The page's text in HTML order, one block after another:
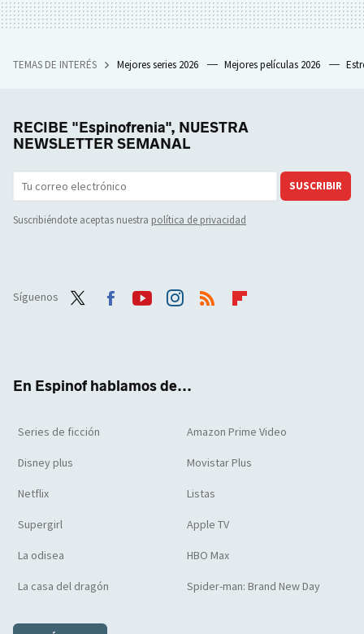
TEMAS DE INTERÉS Mejores series 2026 Mejores películas 2026
RECIBE "Espinofrenia", NUESTRA
NEWSLETTER SEMANAL
SUSCRIBIR
Suscribiéndote aceptas nuestra política de privacidad
Síguenos
En Espinof hablamos de...
Series de ficción Amazon Prime Video
Disney plus Movistar Plus
Netflix Listas
Supergirl Apple TV
La odisea HBO Max
La casa del dragón Spider-man: Brand New Day